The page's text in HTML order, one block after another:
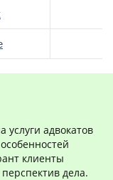
адвокатов
клиенты
дела.